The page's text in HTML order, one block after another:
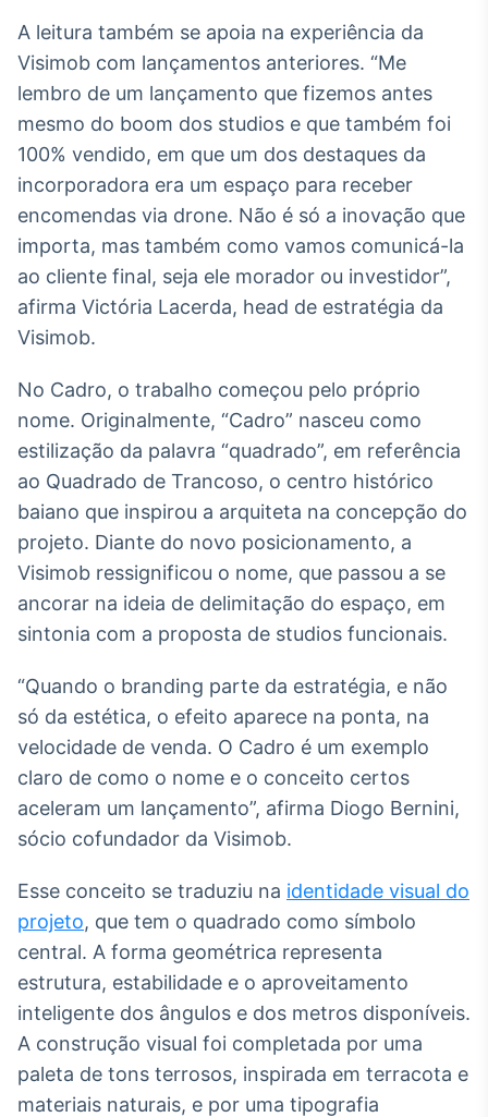
A leitura também se apoia na experiência da
Visimob com lançamentos anteriores. “Me
lembro de um lançamento que fizemos antes
mesmo do boom dos studios e que também foi
100% vendido, em que um dos destaques da
incorporadora era um espaço para receber
encomendas via drone. Não é só a inovação que
importa, mas também como vamos comunicá-la
ao cliente final, seja ele morador ou investidor”,
afirma Victória Lacerda, head de estratégia da
Visimob.
No Cadro, o trabalho começou pelo próprio
nome. Originalmente, “Cadro” nasceu como
estilização da palavra “quadrado”, em referência
ao Quadrado de Trancoso, o centro histórico
baiano que inspirou a arquiteta na concepção do
projeto. Diante do novo posicionamento, a
Visimob ressignificou o nome, que passou a se
ancorar na ideia de delimitação do espaço, em
sintonia com a proposta de studios funcionais.
“Quando o branding parte da estratégia, e não
só da estética, o efeito aparece na ponta, na
velocidade de venda. O Cadro é um exemplo
claro de como o nome e o conceito certos
aceleram um lançamento”, afirma Diogo Bernini,
sócio cofundador da Visimob.
Esse conceito se traduziu na identidade visual do
projeto, que tem o quadrado como símbolo
central. A forma geométrica representa
estrutura, estabilidade e o aproveitamento
inteligente dos ângulos e dos metros disponíveis.
A construção visual foi completada por uma
paleta de tons terrosos, inspirada em terracota e
materiais naturais, e por uma tipografia